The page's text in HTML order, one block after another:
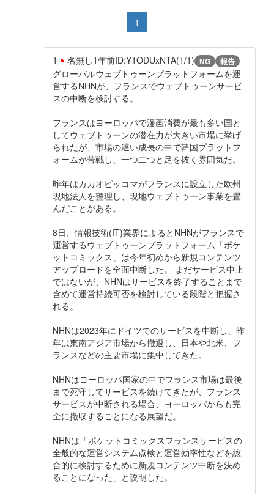
1
1 名無し1年前ID:Y1ODUxNTA(1/1) NG 報告
グローバルウェブトゥーンプラットフォームを運
営するNHNが、フランスでウェブトゥーンサービ
スの中断を検討する。
フランスはヨーロッパで漫画消費が最も多い国と
してウェブトゥーンの潜在力が大きい市場に挙げ
られたが、市場の遅い成長の中で韓国プラットフ
ォームが苦戦し、一つ二つと足を抜く雰囲気だ。
昨年はカカオピッコマがフランスに設立した欧州
現地法人を整理し、現地ウェブトゥーン事業を畳
んだことがある。
8日、情報技術(IT)業界によるとNHNがフランスで
運営するウェブトゥーンプラットフォーム「ポケ
ットコミックス」は今年初めから新規コンテンツ
アップロードを全面中断した。 まだサービス中止
ではないが、NHNはサービスを終了することまで
含めて運営持続可否を検討している段階と把握さ
れる。
NHNは2023年にドイツでのサービスを中断し、昨
年は東南アジア市場から撤退し、日本や北米、フ
ランスなどの主要市場に集中してきた。
NHNはヨーロッパ国家の中でフランス市場は最後
まで死守してサービスを続けてきたが、フランス
サービスが中断される場合、ヨーロッパからも完
全に撤収することになる展望だ。
NHNは「ポケットコミックスフランスサービスの
全般的な運営システム点検と運営効率性などを総
合的に検討するために新規コンテンツ中断を決め
ることになった」と説明した。